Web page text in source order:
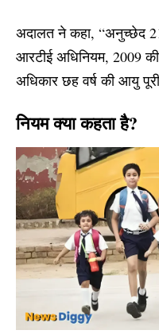
अदालत ने कहा, “अनुच्छेद
आरटीई अधिनियम, 2009 की
अधिकार छह वर्ष की आयु
नियम क्या कहता है?